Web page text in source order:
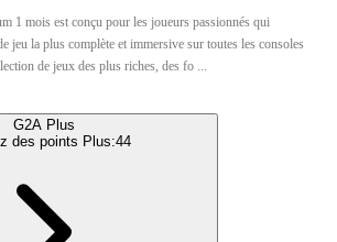
1 mois est conçu pour les joueurs passionnés qui
jeu la plus complète et immersive sur toutes les consoles
de jeux des plus riches, des fo ...
G2A Plus
des points Plus:44